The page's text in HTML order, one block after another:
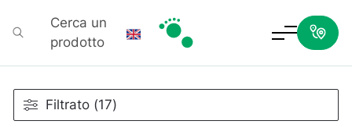
Cerca un
prodotto
Filtrato (17)